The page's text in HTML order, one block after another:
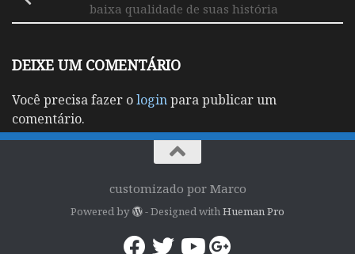
baixa qualidade de suas história
DEIXE UM COMENTÁRIO
Você precisa fazer ologinpara publicar um
comentário.
customizado por Marco
Powered by - Designed with Hueman Pro